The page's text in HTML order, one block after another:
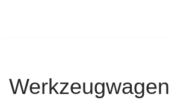
Werkzeugwagen